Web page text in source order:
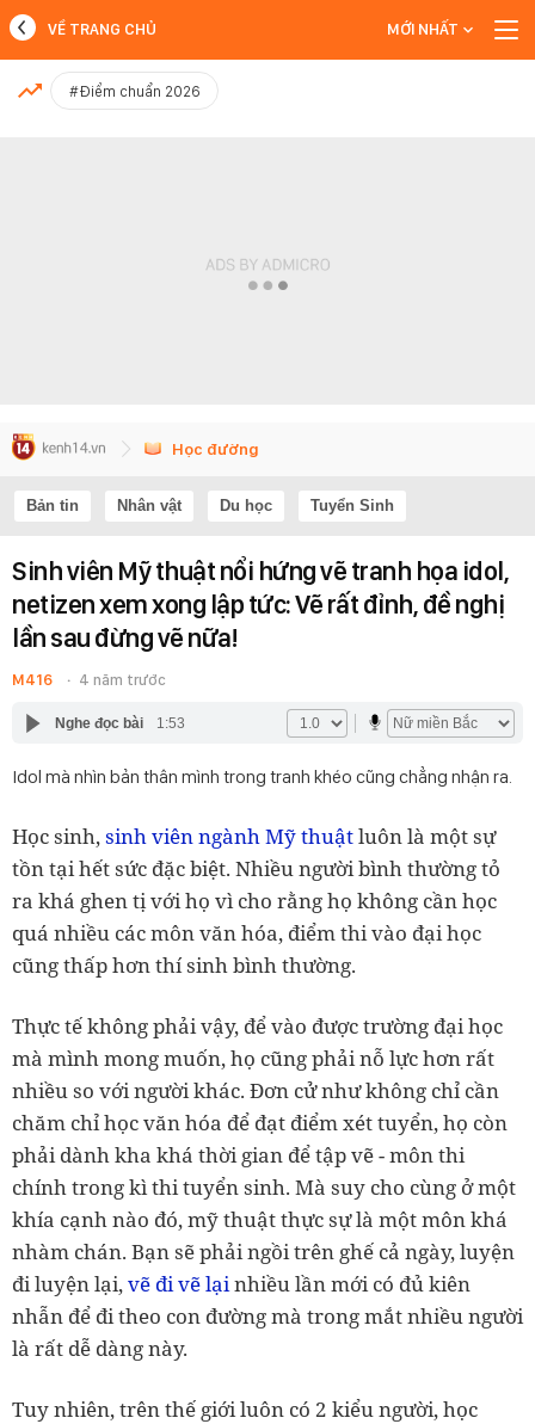
MỚI NHẤT
VỀ TRANG CHỦ MỚI NHẤT
#Điểm chuẩn 2026
Học đường
Bản tin Nhân vật Du học Tuyển Sinh
Sinh viên Mỹ thuật nổi hứng vẽ tranh họa idol,
netizen xem xong lập tức: Vẽ rất đỉnh, đề nghị
lần sau đừng vẽ nữa!
M416 4 năm trước
Nghe đọc bài 1:53
Idol mà nhìn bản thân mình trong tranh khéo cũng chẳng nhận ra.
Học sinh,sinh viên ngành Mỹ thuậtluôn là một sự
tồn tại hết sức đặc biệt. Nhiều người bình thường tỏ
ra khá ghen tị với họ vì cho rằng họ không cần học
quá nhiều các môn văn hóa, điểm thi vào đại học
cũng thấp hơn thí sinh bình thường.
Thực tế không phải vậy, để vào được trường đại học
mà mình mong muốn, họ cũng phải nỗ lực hơn rất
nhiều so với người khác. Đơn cử như không chỉ cần
chăm chỉ học văn hóa để đạt điểm xét tuyển, họ còn
phải dành kha khá thời gian để tập vẽ - môn thi
chính trong kì thi tuyển sinh. Mà suy cho cùng ở một
khía cạnh nào đó, mỹ thuật thực sự là một môn khá
nhàm chán. Bạn sẽ phải ngồi trên ghế cả ngày, luyện
đi luyện lại,vẽ đi vẽ lạinhiều lần mới có đủ kiên
nhẫn để đi theo con đường mà trong mắt nhiều người
là rất dễ dàng này.
Tuy nhiên,trên thế giới luôn có 2 kiểu người, học